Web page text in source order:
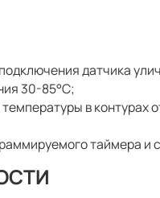
датчика
30-85°С;
в контурах
таймера и